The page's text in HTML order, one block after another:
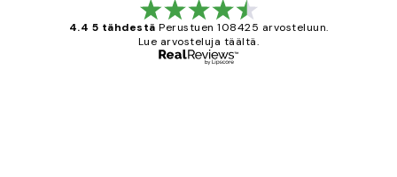
4.4 5 tähdestä Perustuen 108425 arvosteluun.
Lue arvosteluja täältä.